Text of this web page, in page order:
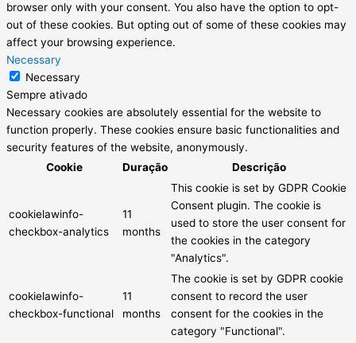
browser only with your consent. You also have the option to opt-
out of these cookies. But opting out of some of these cookies may
affect your browsing experience.
Necessary
Necessary
Sempre ativado
Necessary cookies are absolutely essential for the website to
function properly. These cookies ensure basic functionalities and
security features of the website, anonymously.
Cookie
Duração Descrição
cookielawinfo-
checkbox-analytics
11
months
This cookie is set by GDPR Cookie
Consent plugin. The cookie is
used to store the user consent for
the cookies in the category
"Analytics".
cookielawinfo-
checkbox-functional
11
months
The cookie is set by GDPR cookie
consent to record the user
consent for the cookies in the
category "Functional".